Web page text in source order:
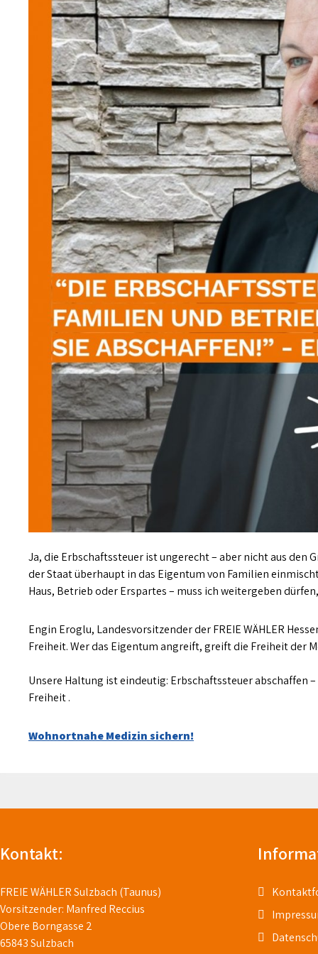
Ja, die Erbschaftssteuer ist ungerecht – aber nicht aus den
der Staat überhaupt in das Eigentum von Familien
Haus, Betrieb oder Erspartes – muss ich weitergeben
Engin Eroglu, Landesvorsitzender der FREIE WÄHLER
Freiheit. Wer das Eigentum angreift, greift die Freiheit der
Unsere Haltung ist eindeutig: Erbschaftssteuer abschaffen
Freiheit .
Beitragsnavigation
Wohnortnahe Medizin sichern!
Kontakt:
FREIE WÄHLER Sulzbach (Taunus)
Vorsitzender: Manfred Reccius
Obere Borngasse 2
65843 Sulzbach